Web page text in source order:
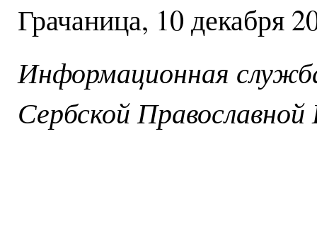
Грачаница, 10 декабря
Информационная
Сербской Православной